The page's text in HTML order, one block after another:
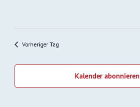
Vorheriger Tag
Kalender abonnieren